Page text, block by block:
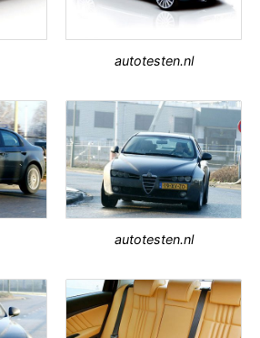
autotesten.nl
autotesten.nl